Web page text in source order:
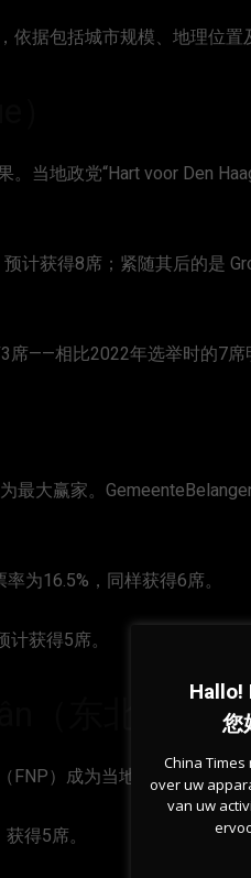
依据包括城市规模、地理位置
当地政党“Hart voor Den
计获得8席；紧随其后的是
席——相比2022年选举时的7席
最大赢家。
为16.5%，同样获得6席。
获得5席。
（东北弗里
FNP）成为当地第一大党，得
得5席。
Hallo!
您
China
over uw
van uw